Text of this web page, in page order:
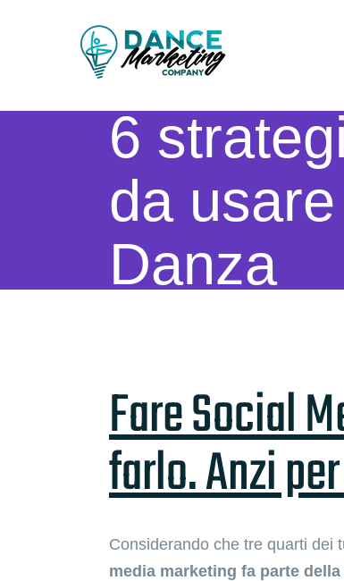
6
da
Danza
Fare Social
farlo. Anzi
Considerando che tre quarti dei
media marketing fa parte